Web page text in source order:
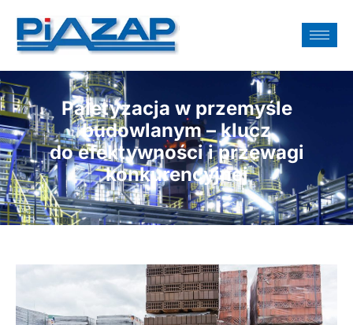
Paletyzacja w przemyśle
budowlanym – klucz
do efektywności i przewagi
konkurencyjnej